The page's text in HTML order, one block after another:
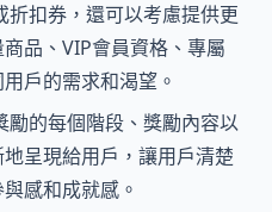
折扣券，還可以考慮提供更
品、VIP會員資格、專屬
戶的需求和渴望。
勵的每個階段、獎勵內容以
呈現給用戶，讓用戶清楚
感和成就感。